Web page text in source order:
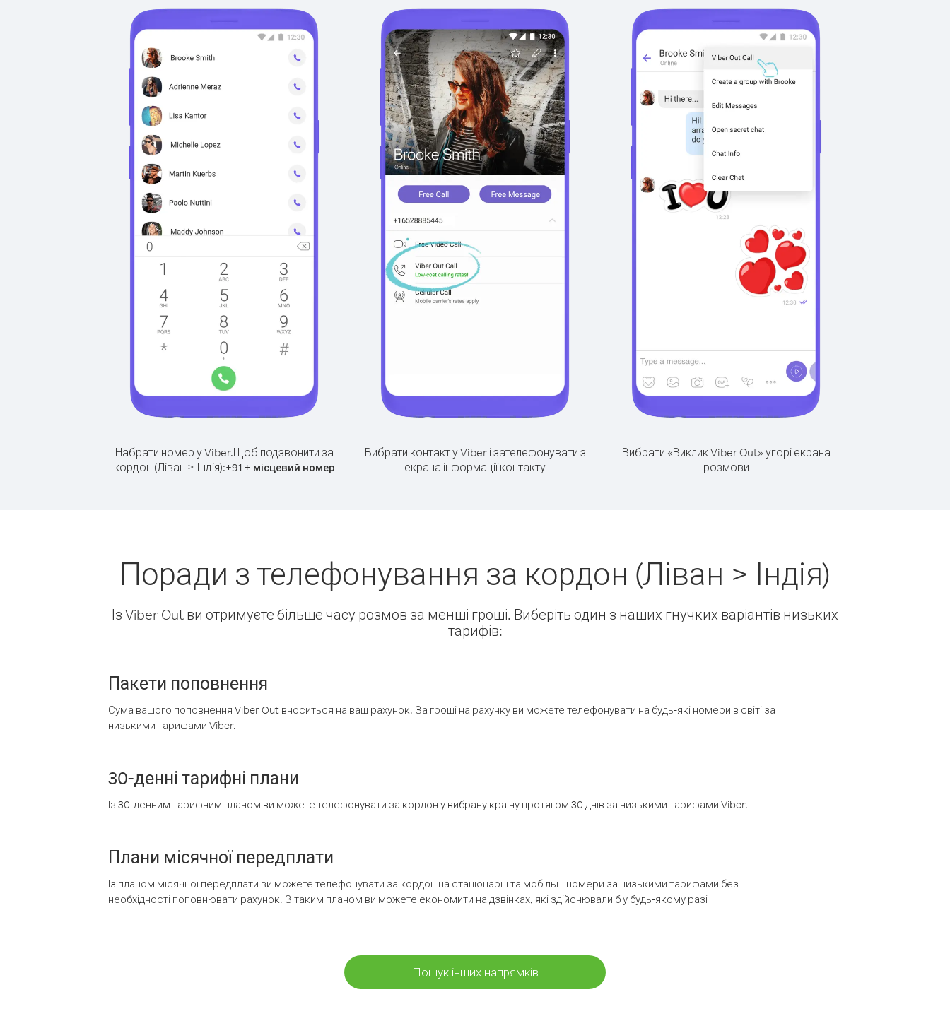
Набрати номер у Viber.Щоб подзвонити за
кордон (Ліван > Індія):+91+ місцевий номер
Вибрати контакт у Viber і зателефонувати з
екрана інформації контакту
Вибрати «Виклик Viber Out» угорі екрана
розмови
Поради з телефонування за кордон (Ліван > Індія)
Із Viber Out ви отримуєте більше часу розмов за менші гроші. Виберіть один з наших гнучких варіантів низьких
тарифів:
Пакети поповнення
Сума вашого поповнення Viber Out вноситься на ваш рахунок. За гроші на рахунку ви можете телефонувати на будь-які номери в світі за
низькими тарифами Viber.
30-денні тарифні плани
Із 30-денним тарифним планом ви можете телефонувати за кордон у вибрану країну протягом 30 днів за низькими тарифами Viber.
Плани місячної передплати
Із планом місячної передплати ви можете телефонувати за кордон на стаціонарні та мобільні номери за низькими тарифами без
необхідності поповнювати рахунок. З таким планом ви можете економити на дзвінках, які здійснювали б у будь-якому разі
Пошук інших напрямків